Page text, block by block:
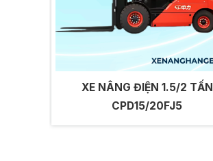
XE NÂNG ĐIỆN 1.5/2 TẤN
CPD15/20FJ5